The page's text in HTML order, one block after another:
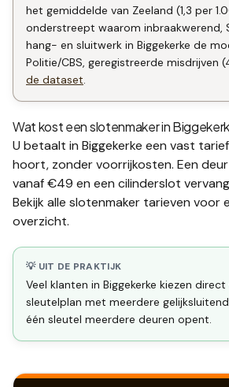
het gemiddelde van Zeeland (1,3 per
onderstreept waarom inbraakwerend,
hang- en sluitwerk in Biggekerke de
Politie/CBS, geregistreerde misdrijven
de dataset.
Wat kost een slotenmaker in
U betaalt in Biggekerke een vast
hoort, zonder voorrijkosten. Een
vanaf €49 en een cilinderslot
Bekijk alle slotenmaker tarieven voor
overzicht.
💡 UIT DE PRAKTIJK
Veel klanten in Biggekerke kiezen
sleutelplan met meerdere
één sleutel meerdere deuren opent.